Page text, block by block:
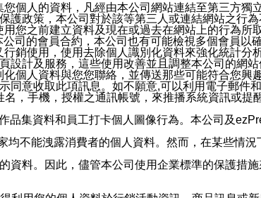
個人的資料，凡經由本公司網站連結至第三方獨
政策，本公司對於該等第三人或連結網站之行為
您之前建立資料及現在或過去在網站上的行為所
司的會員合約，本公司也有可能檢視多個會員以
銷使用，使用去除個人識別化資料來強化統計分
計及服務，這些使用改善並且調整本公司的網站
個人資料與您您聯絡，並傳送那些可能符合您興
意收取此項訊息。如不願意,可以利用電子郵件
，手機，授權之通訊帳號，來推播系統資訊或提
集資料和員工打卡個人圖像行為。本公司及
不能洩露消費者的個人資料。然而，在某些情
料。因此，儘管本公司使用企業標準的保護措